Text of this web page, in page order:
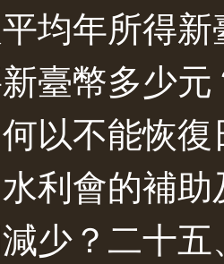
均年所得
臺幣多少
以不能恢
利會的補
少？二十